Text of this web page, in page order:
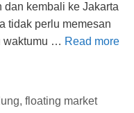
dan kembali ke Jakarta
tidak perlu memesan
waktumu … Read more
, floating market